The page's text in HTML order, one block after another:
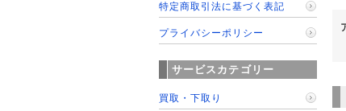
特定商取引法に基づく表記
プライバシーポリシー
サービスカテゴリー
買取・下取り